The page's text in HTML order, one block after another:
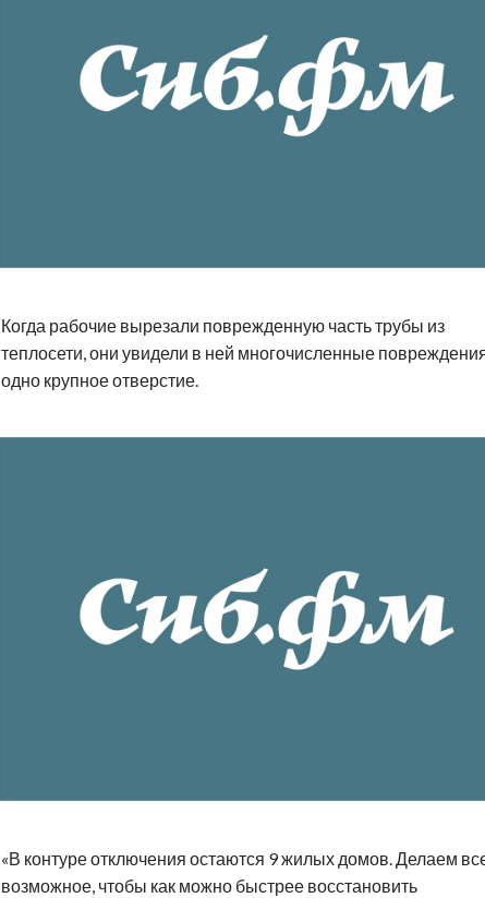
Когда рабочие вырезали поврежденную часть трубы из
теплосети, они увидели в ней многочисленные
одно крупное отверстие.
«В контуре отключения остаются 9 жилых домов. Делаем
возможное, чтобы как можно быстрее восстановить